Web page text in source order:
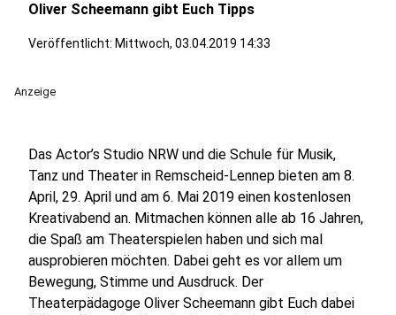
Oliver Scheemann gibt Euch Tipps
Veröffentlicht: Mittwoch, 03.04.2019 14:33
Anzeige
Das Actor’s Studio NRW und die Schule für Musik,
Tanz und Theater in Remscheid-Lennep bieten am 8.
April, 29. April und am 6. Mai 2019 einen kostenlosen
Kreativabend an. Mitmachen können alle ab 16 Jahren,
die Spaß am Theaterspielen haben und sich mal
ausprobieren möchten. Dabei geht es vor allem um
Bewegung, Stimme und Ausdruck. Der
Theaterpädagoge Oliver Scheemann gibt Euch dabei